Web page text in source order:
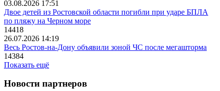
03.08.2026 17:51
Двое детей из Ростовской области погибли при ударе БПЛА
по пляжу на Черном море
14418
26.07.2026 14:19
Весь Ростов-на-Дону объявили зоной ЧС после мегашторма
14384
Показать ещё
Новости партнеров